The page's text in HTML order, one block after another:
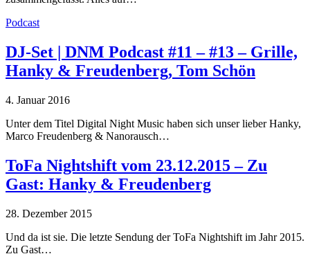
Podcast
DJ-Set | DNM Podcast #11 – #13 – Grille,
Hanky & Freudenberg, Tom Schön
4. Januar 2016
Unter dem Titel Digital Night Music haben sich unser lieber Hanky,
Marco Freudenberg & Nanorausch…
ToFa Nightshift vom 23.12.2015 – Zu
Gast: Hanky & Freudenberg
28. Dezember 2015
Und da ist sie. Die letzte Sendung der ToFa Nightshift im Jahr 2015.
Zu Gast…